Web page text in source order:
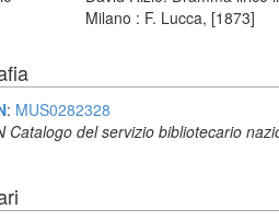
Milano : F. Lucca, [1873]
: MUS0282328
Catalogo del servizio bibliotecario